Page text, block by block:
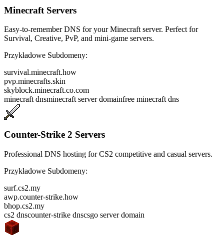
Minecraft Servers
Easy-to-remember DNS for your Minecraft server. Perfect for
Survival, Creative, PvP, and mini-game servers.
Przykładowe Subdomeny:
survival.minecraft.how
pvp.minecrafts.skin
skyblock.minecraft.co.com
minecraft dnsminecraft server domainfree minecraft dns
Counter-Strike 2 Servers
Professional DNS hosting for CS2 competitive and casual servers.
Przykładowe Subdomeny:
surf.cs2.my
awp.counter-strike.how
bhop.cs2.my
cs2 dnscounter-strike dnscsgo server domain